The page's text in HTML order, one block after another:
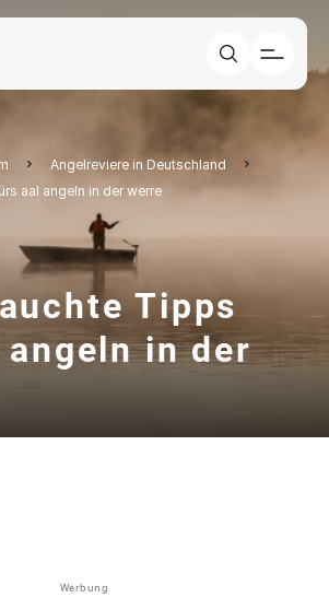
Angelreviere in Deutschland
aal angeln in der werre
Tipps
in der
Werbung